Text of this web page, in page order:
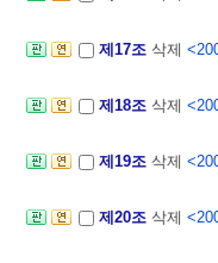
제17조 삭제
제18조 삭제
제19조 삭제
제20조 삭제